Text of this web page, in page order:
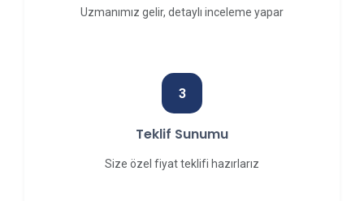
Uzmanımız gelir, detaylı inceleme yapar
3
Teklif Sunumu
Size özel fiyat teklifi hazırlarız